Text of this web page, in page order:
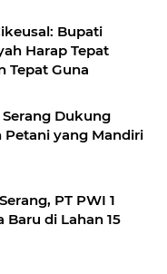
Bupati
Harap Tepat
Tepat Guna
Dukung
Petani yang Mandiri
PT PWI 1
Baru di Lahan 15